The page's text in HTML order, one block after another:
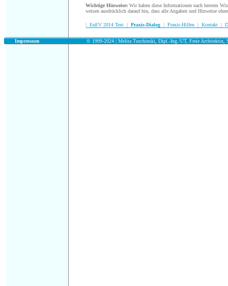
Wichtige Hinweise: Wir haben diese Informationen nach bestem
weisen ausdrücklich darauf hin, dass alle Angaben und Hinweise
| EnEV 2014 Text | Praxis-Dialog | Praxis-Hilfen | Kontakt |
Impressum © 1999-2024 | Melita Tuschinski, Dipl.-Ing./UT, Freie Architektin,